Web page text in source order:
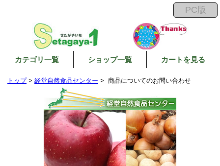
カテゴリ一覧 ショップ一覧 カートを見る
トップ> 経堂自然食品センター > 商品についてのお問い合わせ